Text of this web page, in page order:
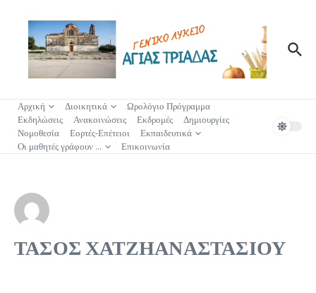
Αρχική Διοικητικά
Ωρολόγιο Πρόγραμμα
Εκδηλώσεις
Ανακοινώσεις Εκδρομές
Δημιουργίες
Νομοθεσία
Εορτές-Επέτειοι
Εκπαιδευτικά
Οι μαθητές γράφουν …
Επικοινωνία
ΤΑΣΟΣ ΧΑΤΖΗΑΝΑΣΤΑΣΙΟΥ